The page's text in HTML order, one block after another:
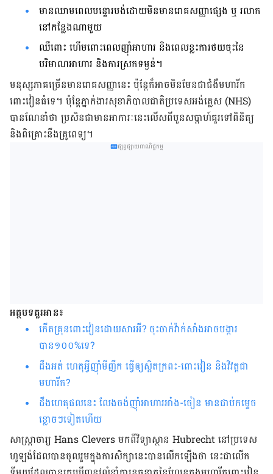
មាន​ឈាម​ពេល​បន្ទោរ​បង់​ដោយ​មិន​មាន​រោគសញ្ញា​ផ្សេង ​ឬ រលាក​
នៅ​កន្លែង​ណា​មួយ
ឈឺពោះ ហើមពោះ​ពេល​ញ៉ាំ​អាហារ និង​ពេលខ្លះ​ការ​ថយ​ចុះ​នៃ​
បរិមាណ​អាហារ និង​ការ​ស្រក​ទម្ងន់។
មនុស្ស​ភាគ​ច្រើន​មាន​រោគសញ្ញា​នេះ ប៉ុន្តែក៏អាច​​មិន​មែន​ជា​ជំងឺ​មហារីក​
ពោះវៀនធំ​ទេ។ ប៉ុន្តែភ្នាក់ងារសុខាភិបាល​ជាតិ​ប្រទេស​អង់គ្លេស (NHS) ​
បាន​ណែនាំ​ថា ប្រសិនជា​មាន​អាការៈ​នេះ​លើស​ពី​បួន​សប្ដាហ៍​គួរ​ទៅ​ពិនិត្យ
និង​ពិគ្រោះ​នឹង​គ្រូពេទ្យ។
ផ្សព្វផ្សាយពាណិជ្ជកម្ម
អត្ថបទគួរអាន៖
កើតគ្រុនពោះវៀនដោយសារអី? ចុះចាក់វ៉ាក់សាំងអាចបង្ការ
បាន១០០%ទេ?
ដឹងអត់ ហេតុអ្វីញ៉ាំមីញឹក ធ្វើឲ្យស្អិតក្រពះ-ពោះវៀន និងវិវត្តជា
មហារីក?
ដឹងហេតុផលនេះ​ លែងចង់ញ៉ាំអាហារអាំង-ចៀន មានជាប់កម្ទេច
ខ្លោចៗទៀតហើយ
សាស្ត្រាចារ្យ Hans Cleversមក​ពី​វិទ្យាស្ថាន Hubrechtនៅ​ប្រទេស​
ហូឡង់ដែល​បាន​ចូលរួម​ក្នុង​ការសិក្សា​នេះ​បាន​លើក​ឡើង​ថា នេះ​ជា​លើក​